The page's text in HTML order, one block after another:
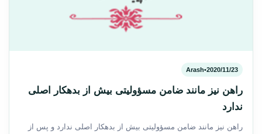
2020/11/23
•
Arash
راهن نیز مانند ضامن مسؤولیتی بیش از بدهکار اصلی
ندارد
راهن نیز مانند ضامن مسؤولیتی بیش از بدهکار اصلی ندارد و پس از